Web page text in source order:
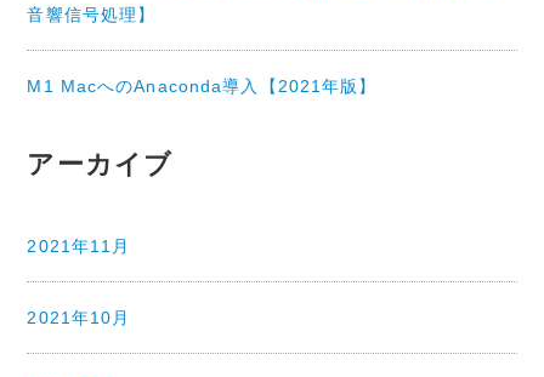
音響信号処理】
M1 MacへのAnaconda導入【2021年版】
アーカイブ
2021年11月
2021年10月